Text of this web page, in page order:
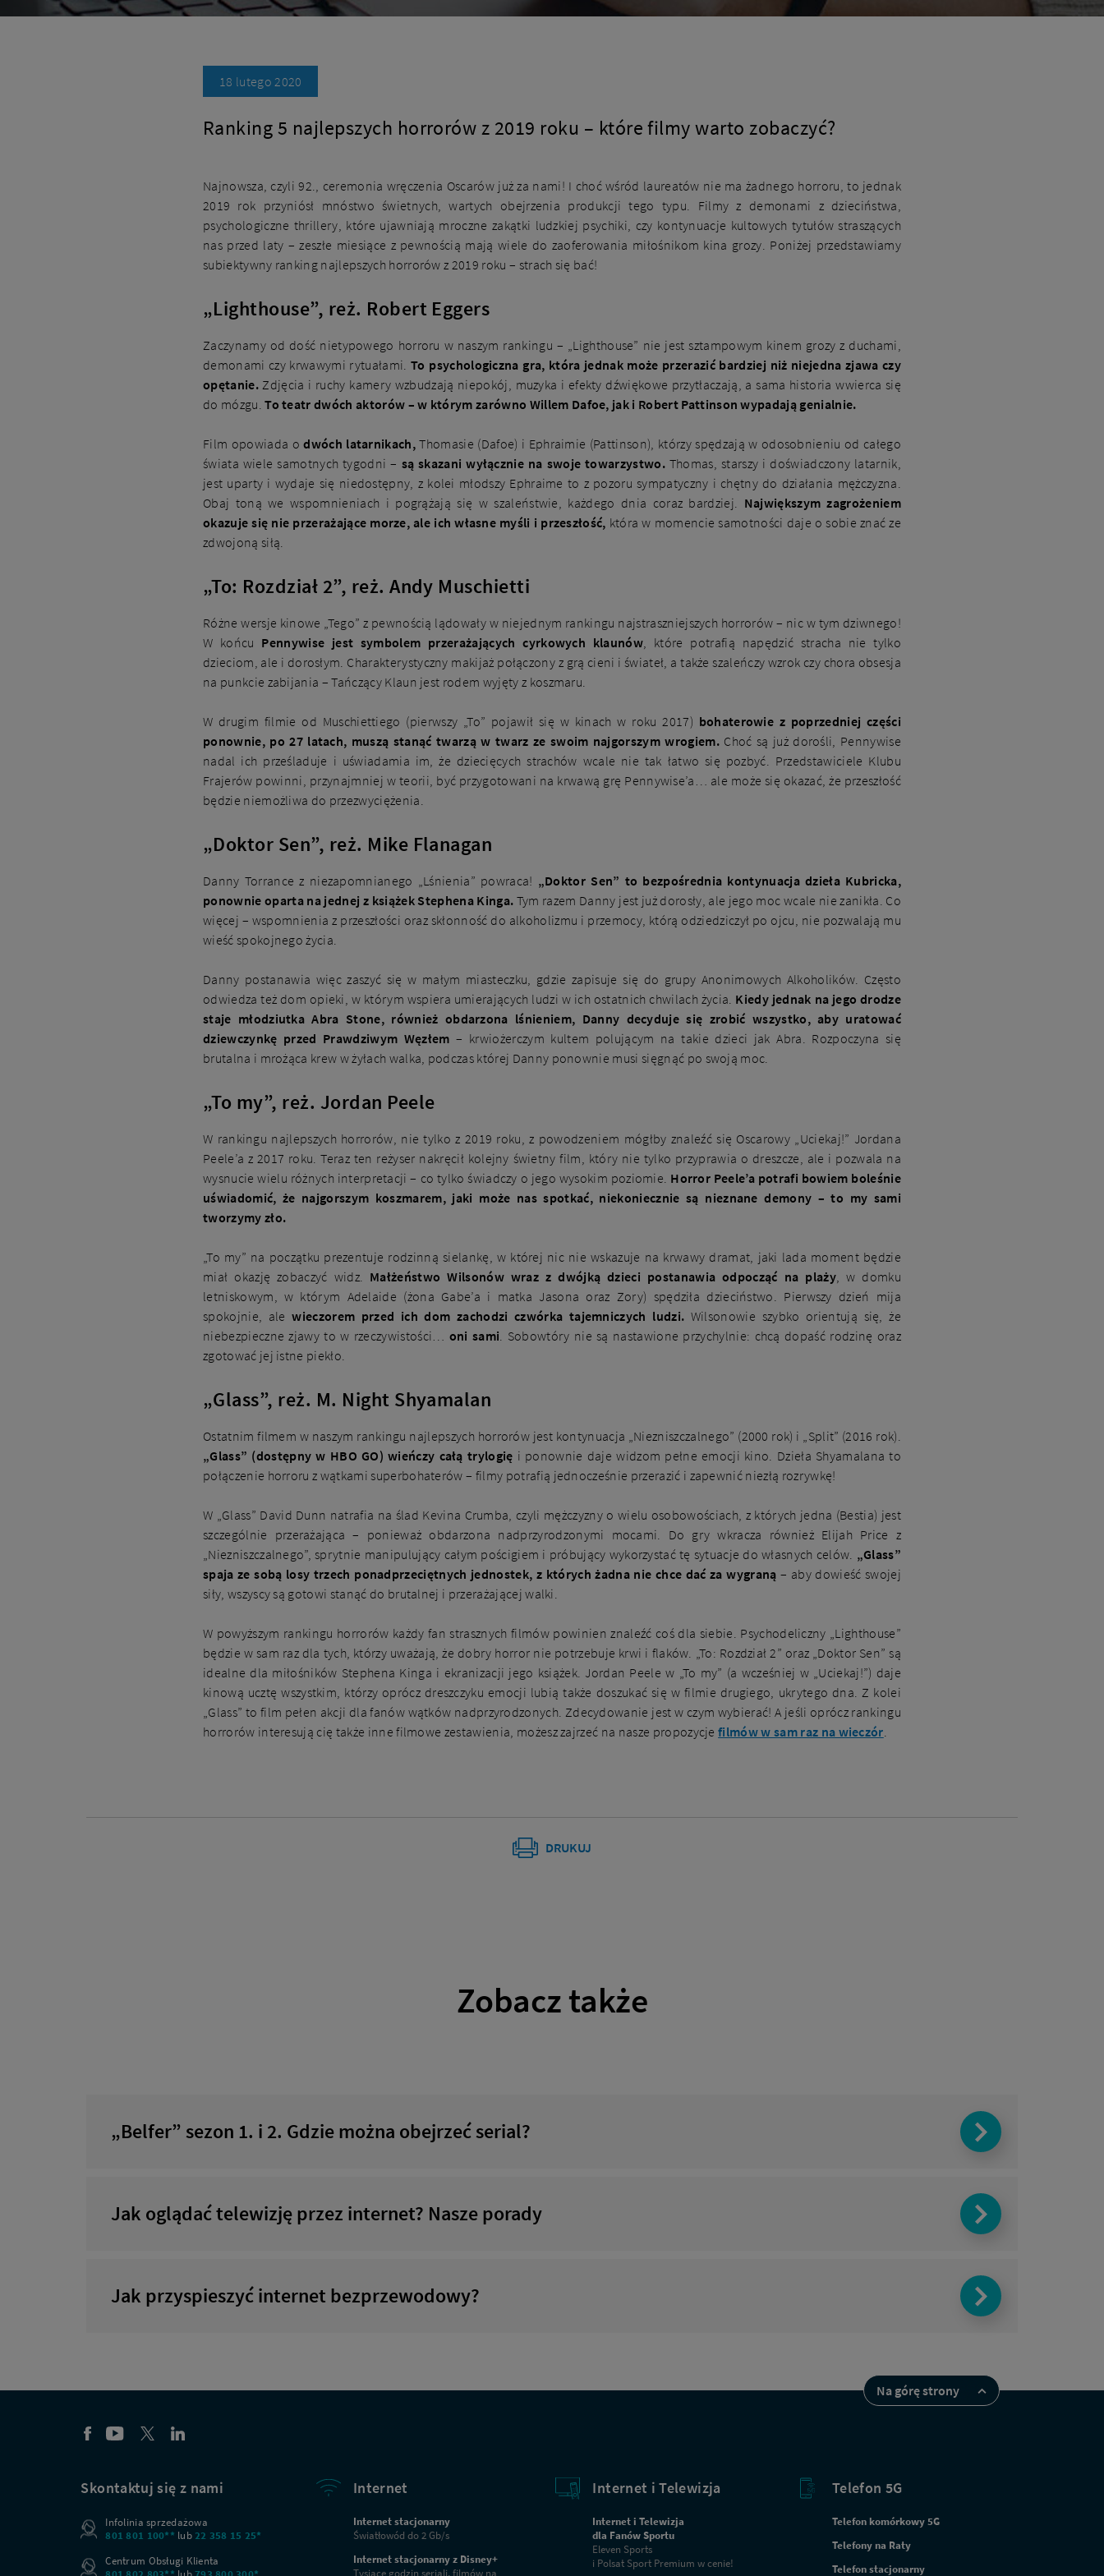
18 lutego 2020
Ranking 5 najlepszych horrorów z 2019 roku – które filmy warto zobaczyć?
Najnowsza, czyli 92., ceremonia wręczenia Oscarów już za nami! I choć wśród laureatów nie ma żadnego horroru, to jednak
2019 rok przyniósł mnóstwo świetnych, wartych obejrzenia produkcji tego typu. Filmy z demonami z dzieciństwa,
psychologiczne thrillery, które ujawniają mroczne zakątki ludzkiej psychiki, czy kontynuacje kultowych tytułów straszących
nas przed laty – zeszłe miesiące z pewnością mają wiele do zaoferowania miłośnikom kina grozy. Poniżej przedstawiamy
subiektywny ranking najlepszych horrorów z 2019 roku – strach się bać!
„Lighthouse”, reż. Robert Eggers
Zaczynamy od dość nietypowego horroru w naszym rankingu – „Lighthouse” nie jest sztampowym kinem grozy z duchami,
demonami czy krwawymi rytuałami.To psychologiczna gra, która jednak może przerazić bardziej niż niejedna zjawa czy
opętanie.Zdjęcia i ruchy kamery wzbudzają niepokój, muzyka i efekty dźwiękowe przytłaczają, a sama historia wwierca się
do mózgu.To teatr dwóch aktorów – w którym zarówno Willem Dafoe, jak i Robert Pattinson wypadają genialnie.
Film opowiada odwóch latarnikach, Thomasie (Dafoe) i Ephraimie (Pattinson), którzy spędzają w odosobnieniu od całego
świata wiele samotnych tygodni – są skazani wyłącznie na swoje towarzystwo.Thomas, starszy i doświadczony latarnik,
jest uparty i wydaje się niedostępny, z kolei młodszy Ephraime to z pozoru sympatyczny i chętny do działania mężczyzna.
Obaj toną we wspomnieniach i pogrążają się w szaleństwie, każdego dnia coraz bardziej. Największym zagrożeniem
okazuje się nie przerażające morze, ale ich własne myśli i przeszłość, która w momencie samotności daje o sobie znać ze
zdwojoną siłą.
„To: Rozdział 2”, reż. Andy Muschietti
Różne wersje kinowe „Tego” z pewnością lądowały w niejednym rankingu najstraszniejszych horrorów – nic w tym dziwnego!
W końcu Pennywise jest symbolem przerażających cyrkowych klaunów, które potrafią napędzić stracha nie tylko
dzieciom, ale i dorosłym. Charakterystyczny makijaż połączony z grą cieni i świateł, a także szaleńczy wzrok czy chora obsesja
na punkcie zabijania – Tańczący Klaun jest rodem wyjęty z koszmaru.
W drugim filmie od Muschiettiego (pierwszy „To” pojawił się w kinach w roku 2017) bohaterowie z poprzedniej części
ponownie, po 27 latach, muszą stanąć twarzą w twarz ze swoim najgorszym wrogiem.Choć są już dorośli, Pennywise
nadal ich prześladuje i uświadamia im, że dziecięcych strachów wcale nie tak łatwo się pozbyć. Przedstawiciele Klubu
Frajerów powinni, przynajmniej w teorii, być przygotowani na krwawą grę Pennywise’a… ale może się okazać, że przeszłość
będzie niemożliwa do przezwyciężenia.
„Doktor Sen”, reż. Mike Flanagan
Danny Torrance z niezapomnianego „Lśnienia” powraca! „Doktor Sen” to bezpośrednia kontynuacja dzieła Kubricka,
ponownie oparta na jednej z książek Stephena Kinga. Tym razem Danny jest już dorosły, ale jego moc wcale nie zanikła. Co
więcej – wspomnienia z przeszłości oraz skłonność do alkoholizmu i przemocy, którą odziedziczył po ojcu, nie pozwalają mu
wieść spokojnego życia.
Danny postanawia więc zaszyć się w małym miasteczku, gdzie zapisuje się do grupy Anonimowych Alkoholików. Często
odwiedza też dom opieki, w którym wspiera umierających ludzi w ich ostatnich chwilach życia. Kiedy jednak na jego drodze
staje młodziutka Abra Stone, również obdarzona lśnieniem, Danny decyduje się zrobić wszystko, aby uratować
dziewczynkę przed Prawdziwym Węzłem – krwiożerczym kultem polującym na takie dzieci jak Abra. Rozpoczyna się
brutalna i mrożąca krew w żyłach walka, podczas której Danny ponownie musi sięgnąć po swoją moc.
„To my”, reż. Jordan Peele
W rankingu najlepszych horrorów, nie tylko z 2019 roku, z powodzeniem mógłby znaleźć się Oscarowy „Uciekaj!” Jordana
Peele’a z 2017 roku. Teraz ten reżyser nakręcił kolejny świetny film, który nie tylko przyprawia o dreszcze, ale i pozwala na
wysnucie wielu różnych interpretacji – co tylko świadczy o jego wysokim poziomie. Horror Peele’a potrafi bowiem boleśnie
uświadomić, że najgorszym koszmarem, jaki może nas spotkać, niekoniecznie są nieznane demony – to my sami
tworzymy zło.
„To my” na początku prezentuje rodzinną sielankę, w której nic nie wskazuje na krwawy dramat, jaki lada moment będzie
miał okazję zobaczyć widz. Małżeństwo Wilsonów wraz z dwójką dzieci postanawia odpocząć na plaży, w domku
letniskowym, w którym Adelaide (żona Gabe’a i matka Jasona oraz Zory) spędziła dzieciństwo. Pierwszy dzień mija
spokojnie, alewieczorem przed ich dom zachodzi czwórka tajemniczych ludzi. Wilsonowie szybko orientują się, że
niebezpieczne zjawy to w rzeczywistości… oni sami. Sobowtóry nie są nastawione przychylnie: chcą dopaść rodzinę oraz
zgotować jej istne piekło.
„Glass”, reż. M. Night Shyamalan
Ostatnim filmem w naszym rankingu najlepszych horrorów jest kontynuacja „Niezniszczalnego” (2000 rok) i „Split” (2016 rok).
„Glass” (dostępny w HBO GO) wieńczy całą trylogię i ponownie daje widzom pełne emocji kino. Dzieła Shyamalana to
połączenie horroru z wątkami superbohaterów – filmy potrafią jednocześnie przerazić i zapewnić niezłą rozrywkę!
W „Glass” David Dunn natrafia na ślad Kevina Crumba, czyli mężczyzny o wielu osobowościach, z których jedna (Bestia) jest
szczególnie przerażająca – ponieważ obdarzona nadprzyrodzonymi mocami. Do gry wkracza również Elijah Price z
„Niezniszczalnego”, sprytnie manipulujący całym pościgiem i próbujący wykorzystać tę sytuacje do własnych celów. „Glass”
spaja ze sobą losy trzech ponadprzeciętnych jednostek, z których żadna nie chce dać za wygraną – aby dowieść swojej
siły, wszyscy są gotowi stanąć do brutalnej i przerażającej walki.
W powyższym rankingu horrorów każdy fan strasznych filmów powinien znaleźć coś dla siebie. Psychodeliczny „Lighthouse”
będzie w sam raz dla tych, którzy uważają, że dobry horror nie potrzebuje krwi i flaków. „To: Rozdział 2” oraz „Doktor Sen” są
idealne dla miłośników Stephena Kinga i ekranizacji jego książek. Jordan Peele w „To my” (a wcześniej w „Uciekaj!”) daje
kinową ucztę wszystkim, którzy oprócz dreszczyku emocji lubią także doszukać się w filmie drugiego, ukrytego dna. Z kolei
„Glass” to film pełen akcji dla fanów wątków nadprzyrodzonych. Zdecydowanie jest w czym wybierać! A jeśli oprócz rankingu
horrorów interesują cię także inne filmowe zestawienia, możesz zajrzeć na nasze propozycjefilmów w sam raz na wieczór.
DRUKUJ
Zobacz także
„Belfer” sezon 1. i 2. Gdzie można obejrzeć serial?
Jak oglądać telewizję przez internet? Nasze porady
Jak przyspieszyć internet bezprzewodowy?
Na górę strony
Skontaktuj się z nami
Infolinia sprzedażowa
801 801 100** lub 22 358 15 25*
Centrum Obsługi Klienta
Internet
Internet stacjonarny
Światłowód do 2 Gb/s
Internet stacjonarny z Disney+
Tysiące godzin seriali, filmów na
Internet i Telewizja
Internet i Telewizja
dla Fanów Sportu
Eleven Sports
i Polsat Sport Premium w cenie!
Telefon 5G
Telefon komórkowy 5G
Telefony na Raty
Telefon stacjonarny
Podaj adres, aby dopasować ofertę do Twojej lokalizacji
Miejscowość
Masz już usługi od Netii? Sprawdź ofertę dla obecnych